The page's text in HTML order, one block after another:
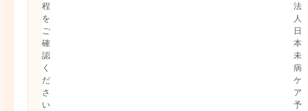
程
を
ご
確
認
く
だ
さ
い
4
名
概法
人
日
本
未
病
ケ
ア
予